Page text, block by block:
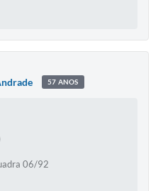
57 ANOS
06/92